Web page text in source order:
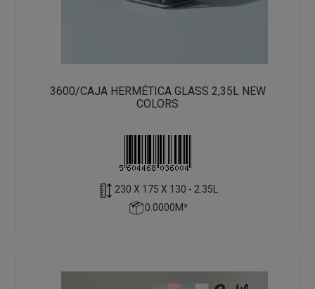
3600/CAJA HERMÉTICA GLASS 2,35L NEW
COLORS
230 X 175 X 130 - 2.35L
0.0000M³